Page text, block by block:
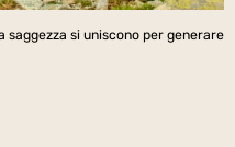
saggezza si uniscono per generare